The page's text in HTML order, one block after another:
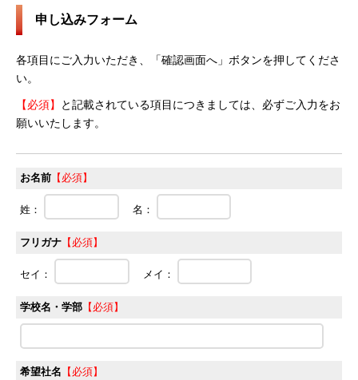
申し込みフォーム
各項目にご入力いただき、「確認画面へ」ボタンを押してくださ
い。
【必須】
と記載されている項目につきましては、必ずご入力をお
願いいたします。
お名前 【必須】
姓： 名：
フリガナ 【必須】
セイ： メイ：
学校名・学部 【必須】
希望社名 【必須】